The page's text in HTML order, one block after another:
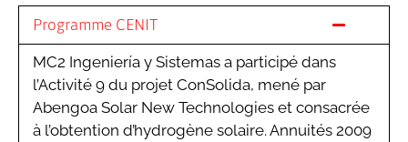
Programme CENIT
MC2 Ingeniería y Sistemas a participé dans
l’Activité 9 du projet ConSolida, mené par
Abengoa Solar New Technologies et consacrée
à l’obtention d’hydrogène solaire. Annuités 2009